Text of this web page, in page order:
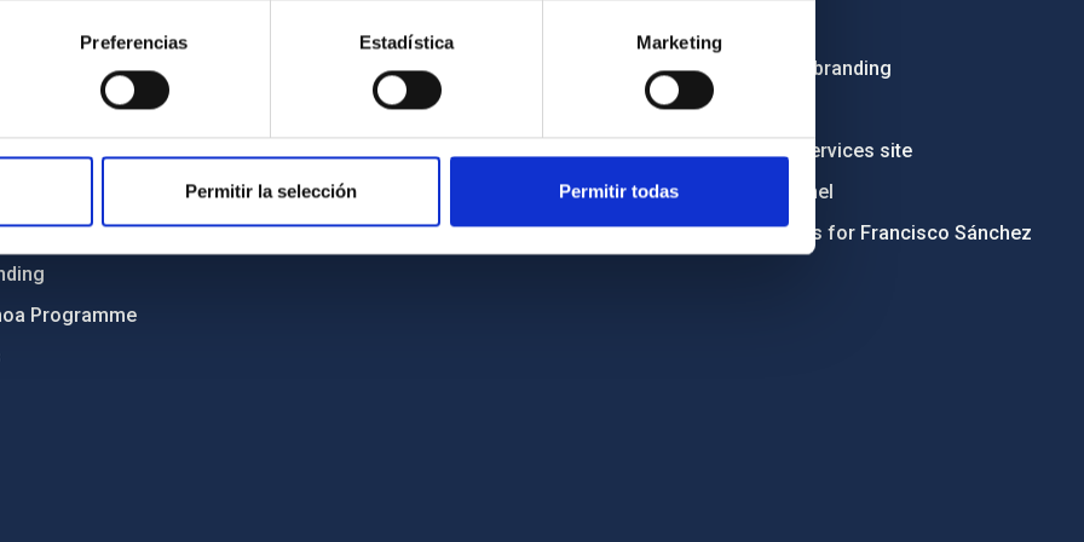
Preferencias Estadística Marketing
Permitir la selección Permitir todas
and anti-fraud policy
and diversity
and Sustainability
Programme
Legal notice
Cookies policy
Accessibility
Institutional branding
RSS
Electronic services site
Ethics channel
Condolences for Francisco Sánchez